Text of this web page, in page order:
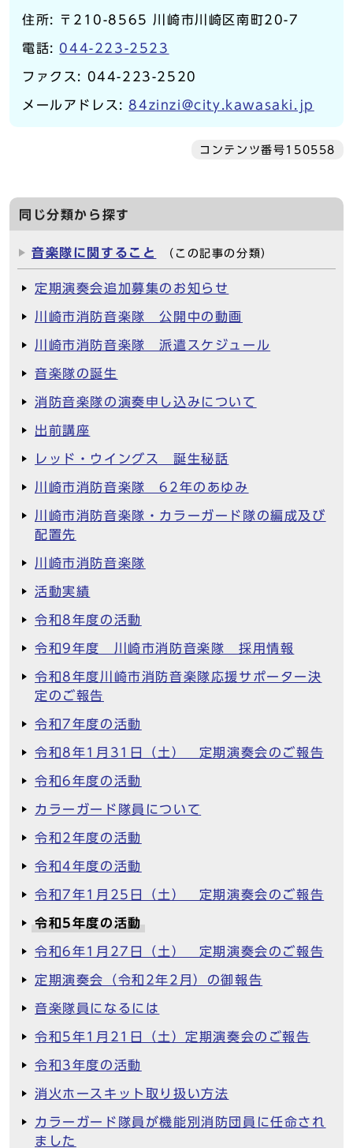
住所: 〒210-8565 川崎市川崎区南町20-7
電話: 044-223-2523
ファクス: 044-223-2520
メールアドレス:84zinzi@city.kawasaki.jp
コンテンツ番号150558
同じ分類から探す
音楽隊に関すること （この記事の分類）
定期演奏会追加募集のお知らせ
川崎市消防音楽隊 公開中の動画
川崎市消防音楽隊 派遣スケジュール
音楽隊の誕生
消防音楽隊の演奏申し込みについて
出前講座
レッド・ウイングス 誕生秘話
川崎市消防音楽隊 62年のあゆみ
川崎市消防音楽隊・カラーガード隊の編成及び
配置先
川崎市消防音楽隊
活動実績
令和8年度の活動
令和9年度 川崎市消防音楽隊 採用情報
令和8年度川崎市消防音楽隊応援サポーター決
定のご報告
令和7年度の活動
令和8年1月31日（土） 定期演奏会のご報告
令和6年度の活動
カラーガード隊員について
令和2年度の活動
令和4年度の活動
令和7年1月25日（土） 定期演奏会のご報告
令和5年度の活動
令和6年1月27日（土） 定期演奏会のご報告
定期演奏会（令和2年2月）の御報告
音楽隊員になるには
令和5年1月21日（土）定期演奏会のご報告
令和3年度の活動
消火ホースキット取り扱い方法
カラーガード隊員が機能別消防団員に任命され
ました